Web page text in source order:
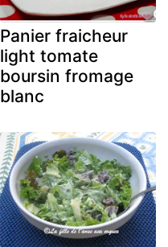
Panier fraicheur
light tomate
boursin fromage
blanc